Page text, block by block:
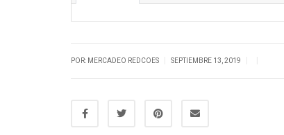
POR: MERCADEO REDCOES SEPTIEMBRE 13, 2019